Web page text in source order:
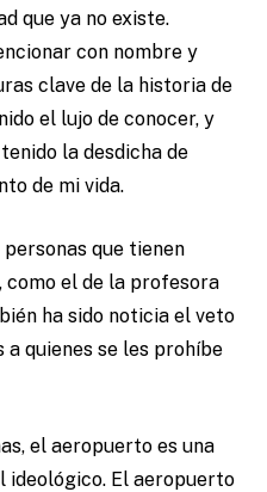
que ya no existe.
con nombre y
clave de la historia de
el lujo de conocer, y
la desdicha de
de mi vida.
que tienen
el de la profesora
ha sido noticia el veto
a quienes se les prohíbe
el aeropuerto es una
ideológico. El aeropuerto